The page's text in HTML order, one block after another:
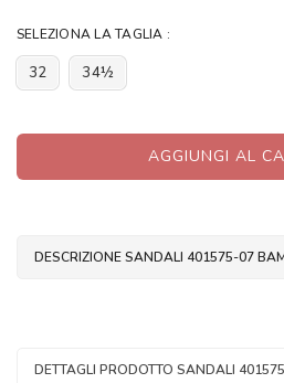
SELEZIONA LA TAGLIA :
32 34½
AGGIUNGI AL
DESCRIZIONE SANDALI 401575-07
DETTAGLI PRODOTTO SANDALI